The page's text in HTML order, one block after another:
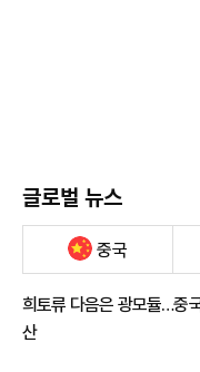
글로벌 뉴스
중국
희토류 다음은 광모듈…중
산